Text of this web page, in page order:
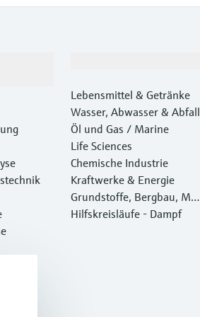
Lebensmittel & Getränke
Wasser, Abwasser & Abfall
Öl und Gas / Marine
Life Sciences
Chemische Industrie
Kraftwerke & Energie
Grundstoffe, Bergbau, Met
alle
Hilfskreisläufe - Dampf